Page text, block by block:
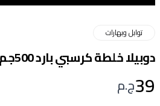
توابل وبهارات
دوبيلا خلطة كرسبي بارد 500جم
39ج.م